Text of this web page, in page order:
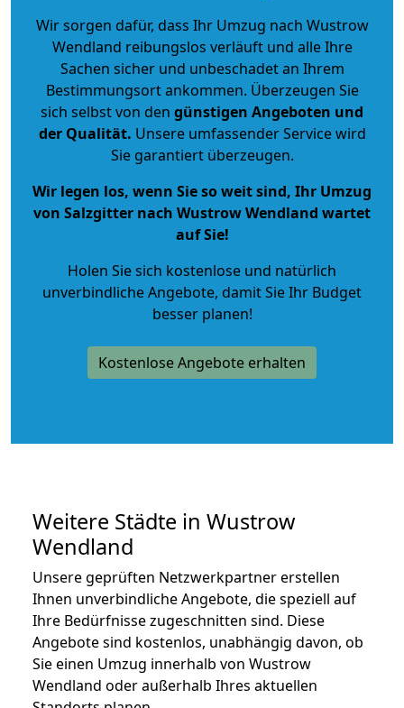
Wir sorgen dafür, dass Ihr Umzug nach Wustrow
Wendland reibungslos verläuft und alle Ihre
Sachen sicher und unbeschadet an Ihrem
Bestimmungsort ankommen. Überzeugen Sie
sich selbst von den günstigen Angeboten und
der Qualität. Unsere umfassender Service wird
Sie garantiert überzeugen.
Wir legen los, wenn Sie so weit sind, Ihr Umzug
von Salzgitter nach Wustrow Wendland wartet
auf Sie!
Holen Sie sich kostenlose und natürlich
unverbindliche Angebote, damit Sie Ihr Budget
besser planen!
Kostenlose Angebote erhalten
Weitere Städte in Wustrow
Wendland
Unsere geprüften Netzwerkpartner erstellen
Ihnen unverbindliche Angebote, die speziell auf
Ihre Bedürfnisse zugeschnitten sind. Diese
Angebote sind kostenlos, unabhängig davon, ob
Sie einen Umzug innerhalb von Wustrow
Wendland oder außerhalb Ihres aktuellen